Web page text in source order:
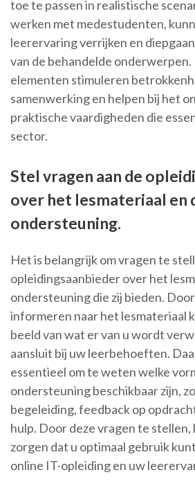
toe te passen in realistische
werken met medestudenten,
leerervaring verrijken en
van de behandelde
elementen stimuleren
samenwerking en helpen bij het
praktische vaardigheden die
sector.
Stel vragen aan de
over het lesmateriaal en
ondersteuning.
Het is belangrijk om vragen te
opleidingsaanbieder over het
ondersteuning die zij bieden.
informeren naar het lesmateriaal
beeld van wat er van u wordt
aansluit bij uw leerbehoeften.
essentieel om te weten welke
ondersteuning beschikbaar zijn,
begeleiding, feedback op
hulp. Door deze vragen te
zorgen dat u optimaal gebruik
online IT-opleiding en uw